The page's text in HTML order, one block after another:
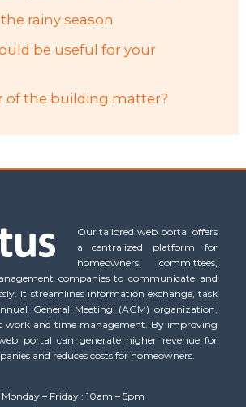
rainy season
be useful for your
of the building matter?
Our tailored web portal offers
a centralized platform for
homeowners, committees,
companies to communicate and
It streamlines information exchange, task
General Meeting (AGM) organization,
work and time management. By improving
portal can generate higher revenue for
and reduces costs for homeowners.
Monday – Friday : 10am – 5pm